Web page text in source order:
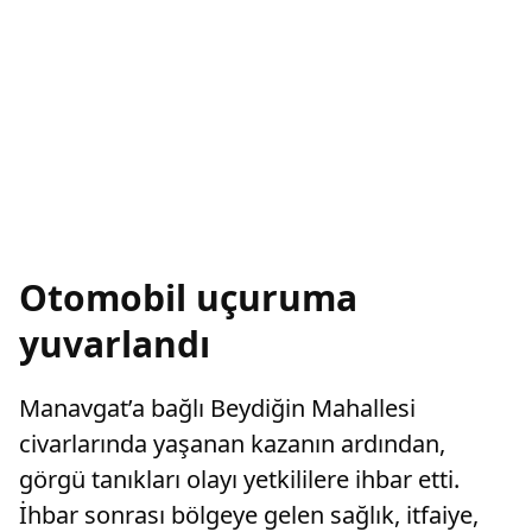
Otomobil uçuruma
yuvarlandı
Manavgat’a bağlı Beydiğin Mahallesi
civarlarında yaşanan kazanın ardından,
görgü tanıkları olayı yetkililere ihbar etti.
İhbar sonrası bölgeye gelen sağlık, itfaiye,